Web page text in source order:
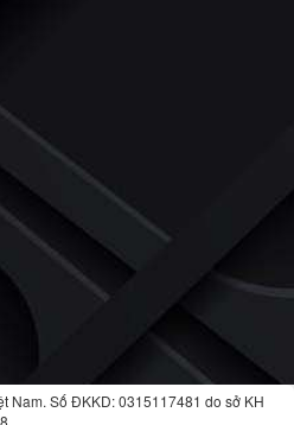
Nam. Số ĐKKD: 0315117481 do sở KH